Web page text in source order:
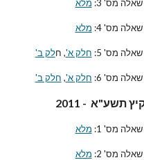
מס' 3: מלא
שאלה מס' 4: מלא
מס' 5: חלק א', חלק ב'
מס' 6: חלק א', חלק ב'
מס' 1: מלא
מס' 2: מלא